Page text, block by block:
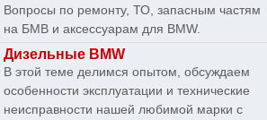
Вопросы по ремонту, ТО, запасным частям
на БМВ и аксессуарам для BMW.
Дизельные BMW
В этой теме делимся опытом, обсуждаем
особенности эксплуатации и технические
неисправности нашей любимой марки с